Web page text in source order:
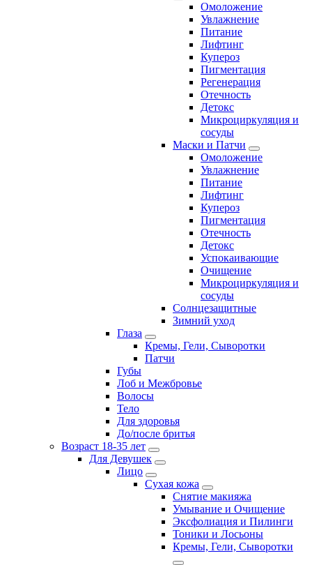
Омоложение
Увлажнение
Питание
Лифтинг
Купероз
Пигментация
Регенерация
Отечность
Детокс
Микроциркуляция и
сосуды
Маски и Патчи
Омоложение
Увлажнение
Питание
Лифтинг
Купероз
Пигментация
Отечность
Детокс
Успокаивающие
Очищение
Микроциркуляция и
сосуды
Солнцезащитные
Зимний уход
Глаза
Кремы, Гели, Сыворотки
Патчи
Губы
Лоб и Межбровье
Волосы
Тело
Для здоровья
До/после бритья
Возраст 18-35 лет
Для Девушек
Лицо
Сухая кожа
Снятие макияжа
Умывание и Очищение
Эксфолиация и Пилинги
Тоники и Лосьоны
Кремы, Гели, Сыворотки